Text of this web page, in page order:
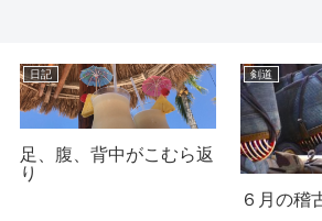
日記
足、腹、背中がこむら返
り
剣道
６月の稽